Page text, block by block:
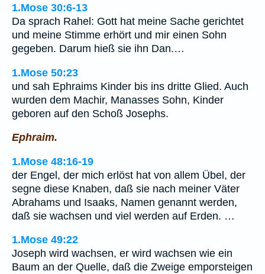
1.Mose 30:6-13
Da sprach Rahel: Gott hat meine Sache gerichtet
und meine Stimme erhört und mir einen Sohn
gegeben. Darum hieß sie ihn Dan.…
1.Mose 50:23
und sah Ephraims Kinder bis ins dritte Glied. Auch
wurden dem Machir, Manasses Sohn, Kinder
geboren auf den Schoß Josephs.
Ephraim.
1.Mose 48:16-19
der Engel, der mich erlöst hat von allem Übel, der
segne diese Knaben, daß sie nach meiner Väter
Abrahams und Isaaks, Namen genannt werden,
daß sie wachsen und viel werden auf Erden. …
1.Mose 49:22
Joseph wird wachsen, er wird wachsen wie ein
Baum an der Quelle, daß die Zweige emporsteigen